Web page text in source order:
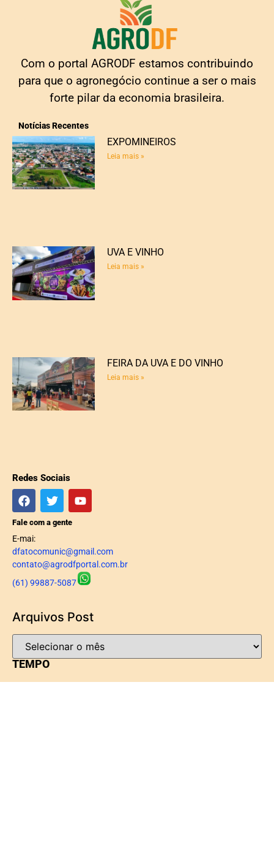
Com o portal AGRODF estamos contribuindo
para que o agronegócio continue a ser o mais
forte pilar da economia brasileira.
Notícias Recentes
EXPOMINEIROS
Leia mais »
UVA E VINHO
Leia mais »
FEIRA DA UVA E DO VINHO
Leia mais »
Redes Sociais
Fale com a gente
E-mai:
dfatocomunic@gmail.com
contato@agrodfportal.com.br
(61) 99887-5087
Arquivos Post
TEMPO